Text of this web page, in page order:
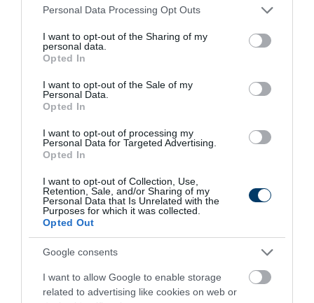
Please note that this website/app uses one or more Google
not limited to your visit or usage behaviour. You may click to
grant or deny consent to Google and its third-party tags to
use your data for below specified purposes in below Google
consent section.
Personal Data Processing Opt Outs
I want to opt-out of the Sharing of my
personal data.
Opted In
I want to opt-out of the Sale of my
Personal Data.
Opted In
I want to opt-out of processing my
Personal Data for Targeted Advertising.
Opted In
I want to opt-out of Collection, Use,
Retention, Sale, and/or Sharing of my
Personal Data that Is Unrelated with the
Purposes for which it was collected.
Opted Out
Google consents
I want to allow Google to enable storage
related to advertising like cookies on web or
5 Hidden Signs You Have Worms Inside Your
Body
319 45